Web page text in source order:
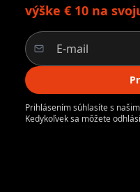
výške € 10 na
Prihlásením súhlasíte s
Kedykoľvek sa môžete